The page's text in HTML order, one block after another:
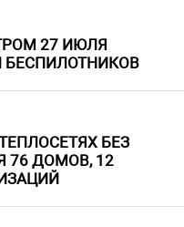
27 ИЮЛЯ
БЕСПИЛОТНИКОВ
БЕЗ
76 ДОМОВ, 12